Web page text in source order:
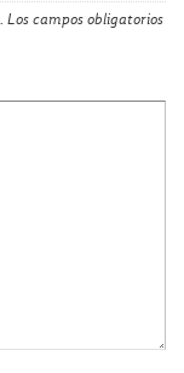
Los campos obligatorios